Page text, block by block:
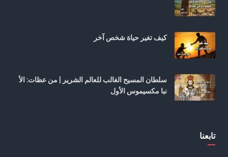
كيف تغير حياة شخص آخر
سلطان المسيح الغالب للعالم الشرير | من عظات: الأ
نبا مكسيموس الأول
تابعنا